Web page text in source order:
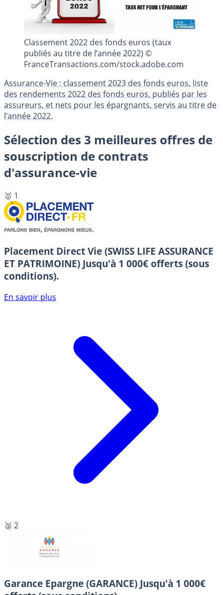
Classement 2022 des fonds euros (taux
publiés au titre de l’année 2022) ©
FranceTransactions.com/stock.adobe.com
Assurance-Vie : classement 2023 des fonds euros, liste
des rendements 2022 des fonds euros, publiés par les
assureurs, et nets pour les épargnants, servis au titre de
l’année 2022.
Sélection des 3 meilleures offres de
souscription de contrats
d'assurance-vie
🥇 1
Placement Direct Vie (SWISS LIFE ASSURANCE
ET PATRIMOINE) Jusqu'à 1 000€ offerts (sous
conditions).
En savoir plus
🥈 2
Garance Epargne (GARANCE) Jusqu'à 1 000€